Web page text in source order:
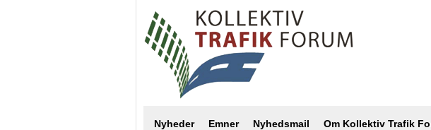
Nyheder Emner Nyhedsmail Om Kollektiv Trafik